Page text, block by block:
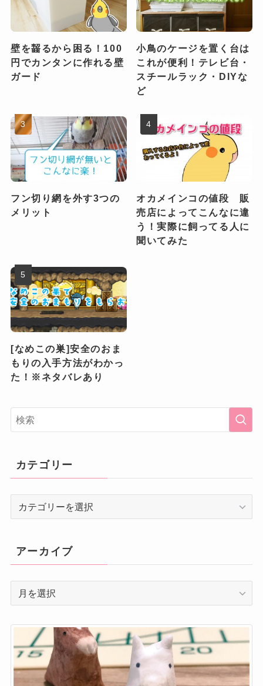
壁を齧るから困る！100
円でカンタンに作れる壁
ガード
小鳥のケージを置く台は
これが便利！テレビ台・
スチールラック・DIYな
ど
フン切り網を外す3つの
メリット
オカメインコの値段 販
売店によってこんなに違
う！実際に飼ってる人に
聞いてみた
[なめこの巣]安全のおま
もりの入手方法がわかっ
た！※ネタバレあり
カテゴリー
ー
アーカイブ
ブ